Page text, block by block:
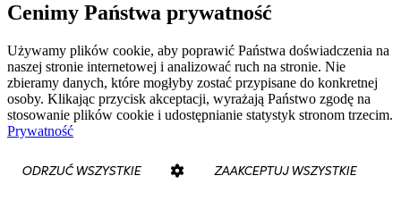
Cenimy Państwa prywatność
Używamy plików cookie, aby poprawić Państwa doświadczenia na
naszej stronie internetowej i analizować ruch na stronie. Nie
zbieramy danych, które mogłyby zostać przypisane do konkretnej
osoby. Klikając przycisk akceptacji, wyrażają Państwo zgodę na
stosowanie plików cookie i udostępnianie statystyk stronom trzecim.
Prywatność
ODRZUĆ WSZYSTKIE ZAAKCEPTUJ WSZYSTKIE